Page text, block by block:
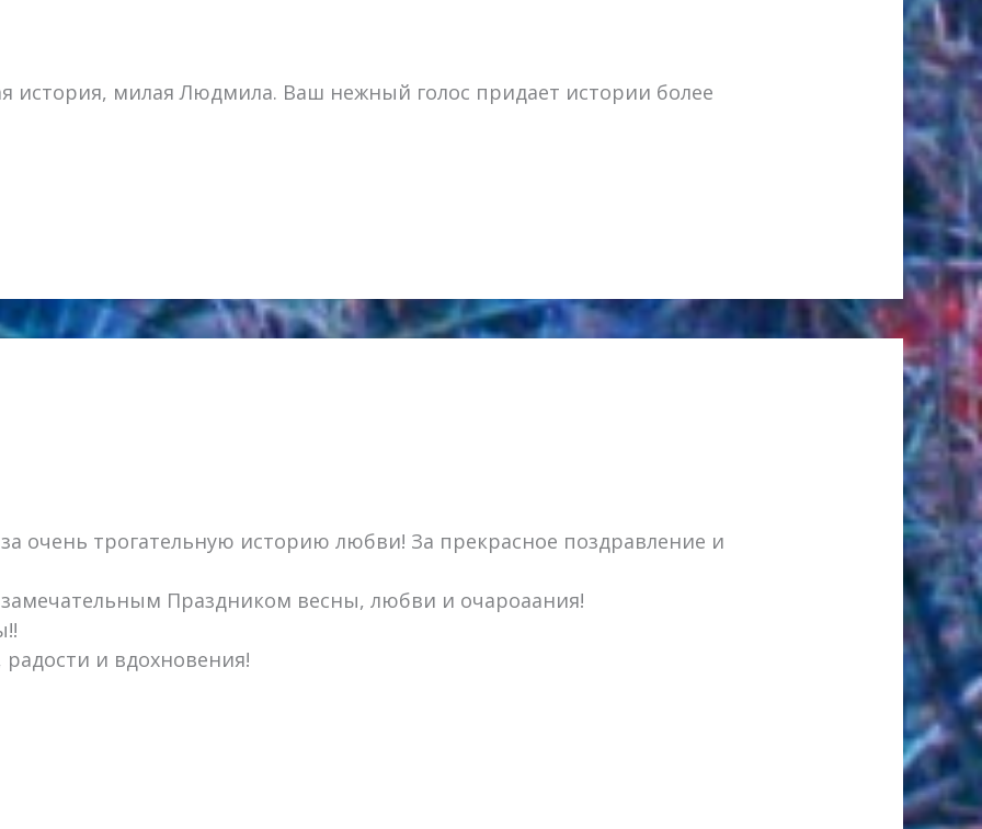
история, милая Людмила. Ваш нежный голос придает истории более
очень трогательную историю любви! За прекрасное поздравление и
Праздником весны, любви и очароаания!
и вдохновения!